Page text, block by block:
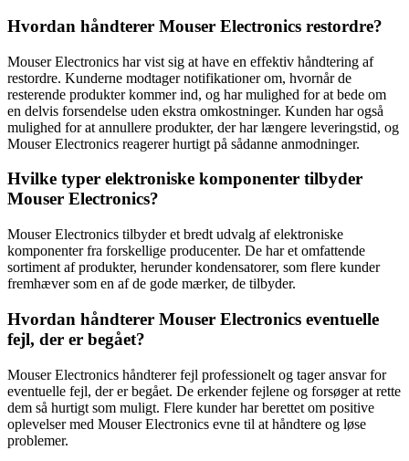
Hvordan håndterer Mouser Electronics restordre?
Mouser Electronics har vist sig at have en effektiv håndtering af
restordre. Kunderne modtager notifikationer om, hvornår de
resterende produkter kommer ind, og har mulighed for at bede om
en delvis forsendelse uden ekstra omkostninger. Kunden har også
mulighed for at annullere produkter, der har længere leveringstid, og
Mouser Electronics reagerer hurtigt på sådanne anmodninger.
Hvilke typer elektroniske komponenter tilbyder
Mouser Electronics?
Mouser Electronics tilbyder et bredt udvalg af elektroniske
komponenter fra forskellige producenter. De har et omfattende
sortiment af produkter, herunder kondensatorer, som flere kunder
fremhæver som en af de gode mærker, de tilbyder.
Hvordan håndterer Mouser Electronics eventuelle
fejl, der er begået?
Mouser Electronics håndterer fejl professionelt og tager ansvar for
eventuelle fejl, der er begået. De erkender fejlene og forsøger at rette
dem så hurtigt som muligt. Flere kunder har berettet om positive
oplevelser med Mouser Electronics evne til at håndtere og løse
problemer.